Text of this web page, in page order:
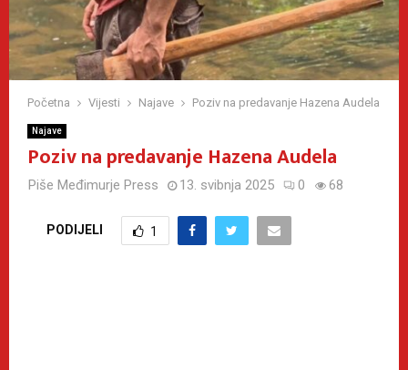
Početna Vijesti Najave Poziv na predavanje Hazena Audela
Najave
Poziv na predavanje Hazena Audela
Piše Međimurje Press 13. svibnja 2025 0 68
PODIJELI 1